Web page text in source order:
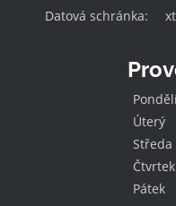
Datová schránka:
Úterý
Středa
Čtvrtek
Pátek